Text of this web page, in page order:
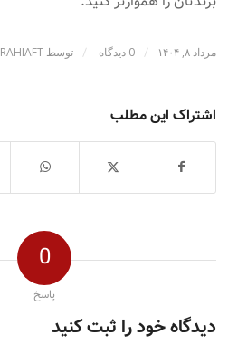
مرداد ۸, ۱۴۰۴ / 0 دیدگاه / توسط RAHIAFT
اشتراک این مطلب
0
پاسخ
دیدگاه خود را ثبت کنید